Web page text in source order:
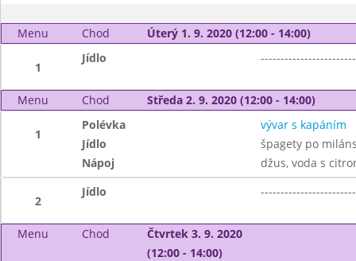
Menu Chod Úterý 1. 9. 2020 (12:00 - 14:00)
1
Jídlo
Menu Chod Středa 2. 9. 2020 (12:00 - 14:00)
1
Polévka
vývar s kapáním
Jídlo
špagety po
Nápoj
džus, voda s
2
Jídlo
Menu Chod
Čtvrtek 3. 9. 2020
(12:00 - 14:00)